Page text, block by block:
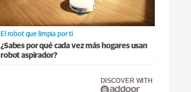
El robot que limpia por ti
¿Sabes por qué cada vez más hogares usan
robot aspirador?
DISCOVER WITH